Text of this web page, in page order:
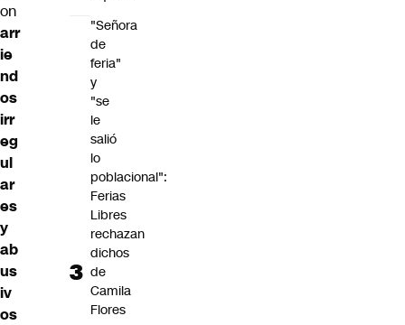
on
arr
ie
nd
os
irr
eg
ul
ar
es
y
ab
us
iv
os
"Señora
de
feria"
y
"se
le
salió
lo
poblacional":
Ferias
Libres
rechazan
dichos
de
Camila
Flores